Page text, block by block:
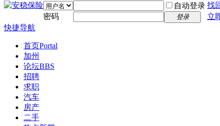
自动登录 找
密码
登录
立
快捷导航
首页Portal
加州
论坛BBS
招聘
求职
汽车
房产
二手